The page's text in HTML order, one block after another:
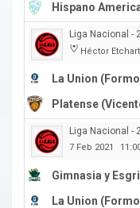
Hispano
Liga Nacional -
Héctor Etchart
La Union
Platense
Liga Nacional -
7 Feb 2021
Gimnasia y
La Union